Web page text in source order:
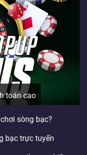
toán cao
sòng bạc?
bạc trực tuyến